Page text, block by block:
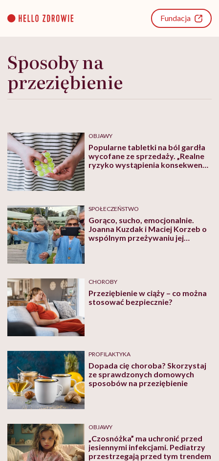
content
Fundacja
Sposoby na
przeziębienie
OBJAWY
Popularne tabletki na ból gardła
wycofane ze sprzedaży. „Realne
ryzyko wystąpienia konsekwencji
SPOŁECZEŃSTWO
Gorąco, sucho, emocjonalnie.
Joanna Kuzdak i Maciej Korzeb o
wspólnym przeżywaniu jej
CHOROBY
Przeziębienie w ciąży – co można
stosować bezpiecznie?
PROFILAKTYKA
Dopada cię choroba? Skorzystaj
ze sprawdzonych domowych
sposobów na przeziębienie
OBJAWY
„Czosnóżka” ma uchronić przed
jesiennymi infekcjami. Pediatrzy
przestrzegają przed tym trendem